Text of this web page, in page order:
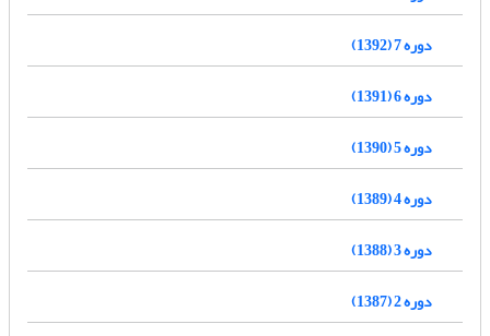
دوره 7 (1392)
دوره 6 (1391)
دوره 5 (1390)
دوره 4 (1389)
دوره 3 (1388)
دوره 2 (1387)